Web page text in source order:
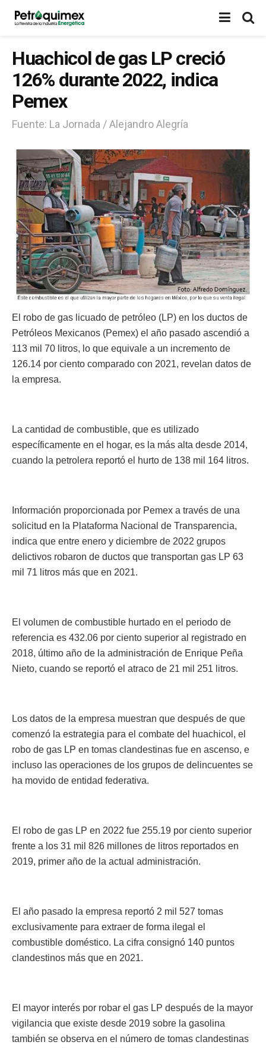
Huachicol de gas LP creció
126% durante 2022, indica
Pemex
Fuente: La Jornada / Alejandro Alegría
El robo de gas licuado de petróleo (LP) en los ductos de
Petróleos Mexicanos (Pemex) el año pasado ascendió a
113 mil 70 litros, lo que equivale a un incremento de
126.14 por ciento comparado con 2021, revelan datos de
la empresa.
La cantidad de combustible, que es utilizado
específicamente en el hogar, es la más alta desde 2014,
cuando la petrolera reportó el hurto de 138 mil 164 litros.
Información proporcionada por Pemex a través de una
solicitud en la Plataforma Nacional de Transparencia,
indica que entre enero y diciembre de 2022 grupos
delictivos robaron de ductos que transportan gas LP 63
mil 71 litros más que en 2021.
El volumen de combustible hurtado en el periodo de
referencia es 432.06 por ciento superior al registrado en
2018, último año de la administración de Enrique Peña
Nieto, cuando se reportó el atraco de 21 mil 251 litros.
Los datos de la empresa muestran que después de que
comenzó la estrategia para el combate del huachicol, el
robo de gas LP en tomas clandestinas fue en ascenso, e
incluso las operaciones de los grupos de delincuentes se
ha movido de entidad federativa.
El robo de gas LP en 2022 fue 255.19 por ciento superior
frente a los 31 mil 826 millones de litros reportados en
2019, primer año de la actual administración.
El año pasado la empresa reportó 2 mil 527 tomas
exclusivamente para extraer de forma ilegal el
combustible doméstico. La cifra consignó 140 puntos
clandestinos más que en 2021.
El mayor interés por robar el gas LP después de la mayor
vigilancia que existe desde 2019 sobre la gasolina
también se observa en el número de tomas clandestinas